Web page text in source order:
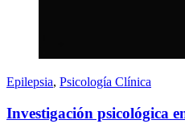
Epilepsia, Psicología Clínica
Investigación psicológica